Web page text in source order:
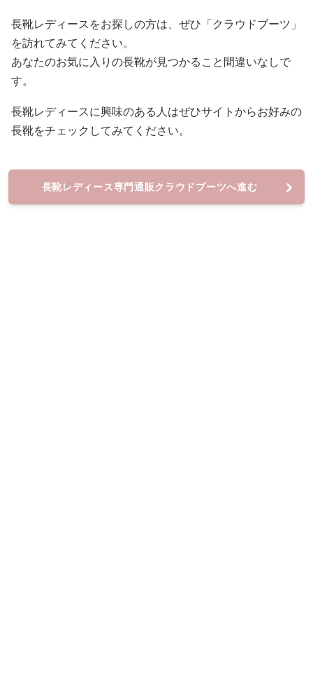
長靴レディースをお探しの方は、ぜひ「クラウドブーツ」
を訪れてみてください。
あなたのお気に入りの長靴が見つかること間違いなしで
す。
長靴レディースに興味のある人はぜひサイトからお好みの
長靴をチェックしてみてください。
長靴レディース専門通販クラウドブーツへ進む